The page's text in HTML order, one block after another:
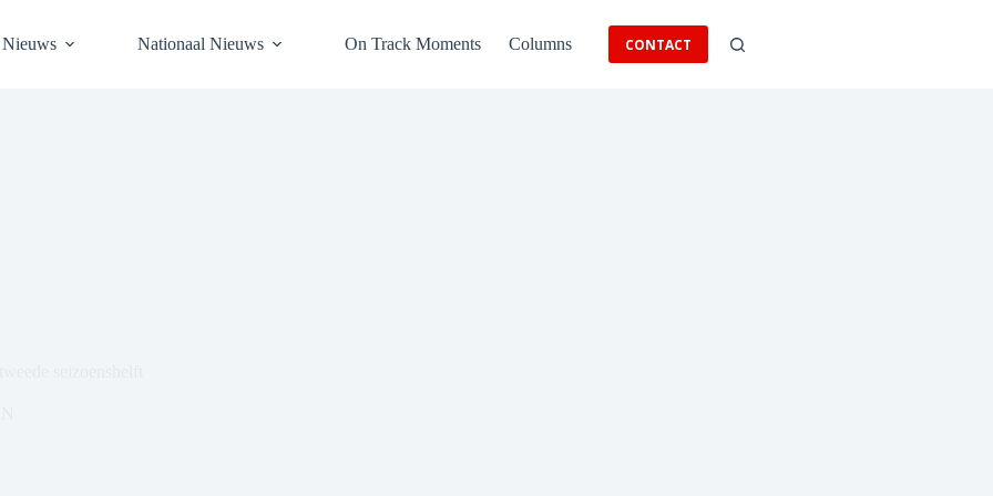
Nieuws Nationaal Nieuws On Track Moments Columns CONTACT